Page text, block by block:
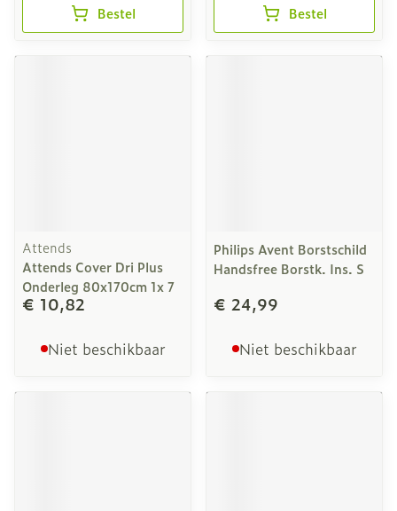
Bestel Bestel
Attends
Attends Cover Dri Plus
Onderleg 80x170cm 1x 7
€ 10,82
Niet beschikbaar
Philips Avent Borstschild
Handsfree Borstk. Ins. S
€ 24,99
Niet beschikbaar